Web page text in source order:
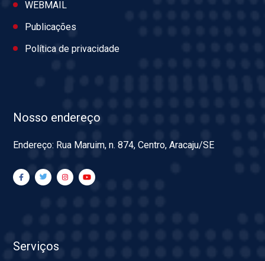
WEBMAIL
Publicações
Política de privacidade
Nosso endereço
Endereço: Rua Maruim, n. 874, Centro, Aracaju/SE
Serviços